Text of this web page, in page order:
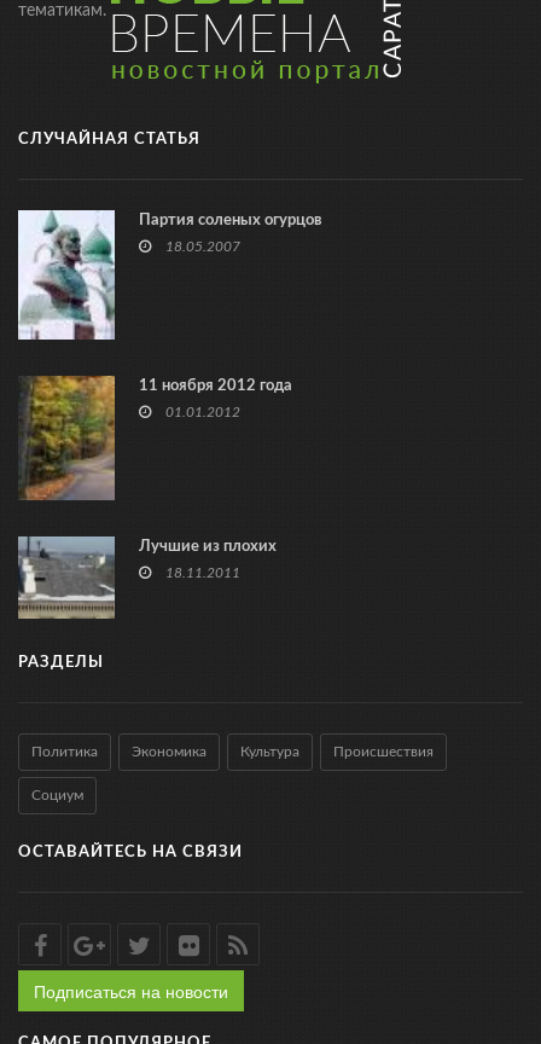
тематикам.
СЛУЧАЙНАЯ СТАТЬЯ
Партия соленых огурцов
18.05.2007
11 ноября 2012 года
01.01.2012
Лучшие из плохих
18.11.2011
РАЗДЕЛЫ
Политика Экономика Культура Происшествия
Социум
ОСТАВАЙТЕСЬ НА СВЯЗИ
Подписаться на новости